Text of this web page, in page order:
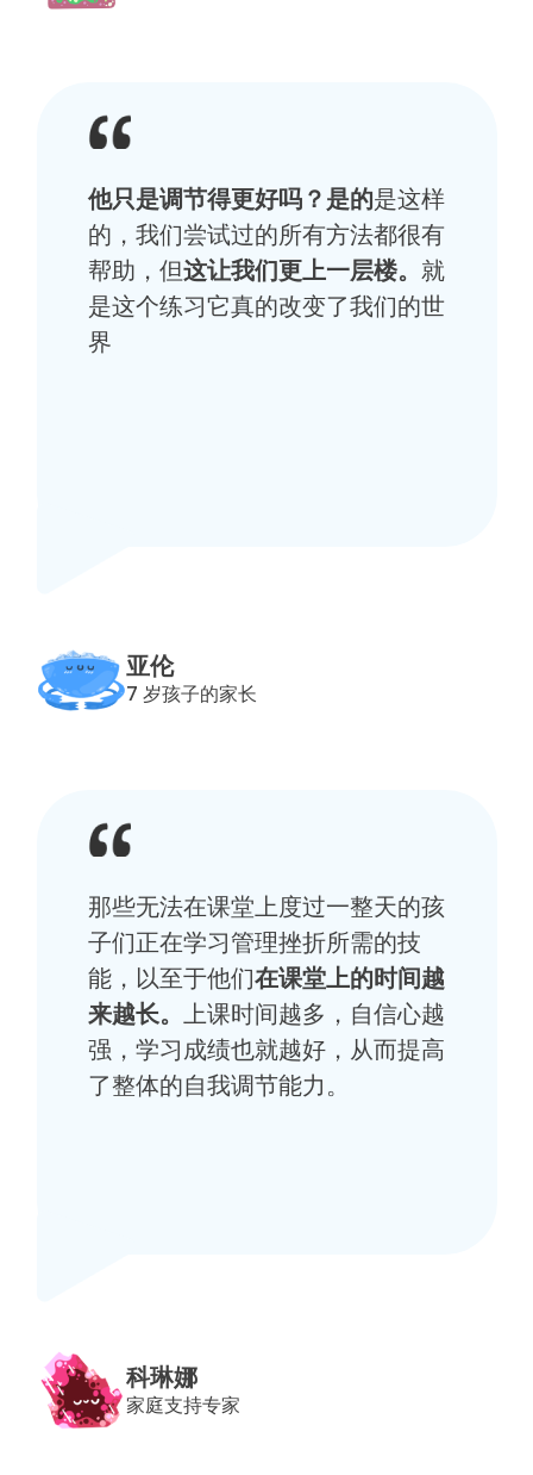
他只是调节得更好吗？是的是这样
的，我们尝试过的所有方法都很有
帮助，但这让我们更上一层楼。 就
是这个练习它真的改变了我们的世
界
亚伦
7 岁孩子的家长
那些无法在课堂上度过一整天的孩
子们正在学习管理挫折所需的技
能，以至于他们在课堂上的时间越
来越长。 上课时间越多，自信心越
强，学习成绩也就越好，从而提高
了整体的自我调节能力。
科琳娜
家庭支持专家